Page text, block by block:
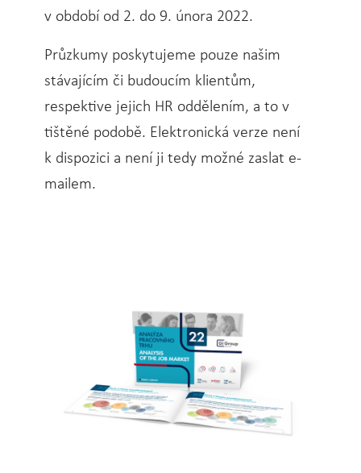
v období od 2. do 9. února 2022.
Průzkumy poskytujeme pouze našim
stávajícím či budoucím klientům,
respektive jejich HR oddělením, a to v
tištěné podobě. Elektronická verze není
k dispozici a není ji tedy možné zaslat e-
mailem.